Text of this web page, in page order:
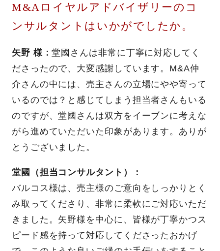
M&Aロイヤルアドバイザリーのコ
ンサルタントはいかがでしたか。
矢野 様：堂國さんは非常に丁寧に対応してく
ださったので、大変感謝しています。M&A仲
介さんの中には、売主さんの立場にやや寄って
いるのでは？と感じてしまう担当者さんもいる
のですが、堂國さんは双方をイーブンに考えな
がら進めていただいた印象があります。ありが
とうございました。
堂國（担当コンサルタント）：
バルコス様は、売主様のご意向をしっかりとく
み取ってくださり、非常に柔軟にご対応いただ
きました。矢野様を中心に、皆様が丁寧かつス
ピード感を持って対応してくださったおかげ